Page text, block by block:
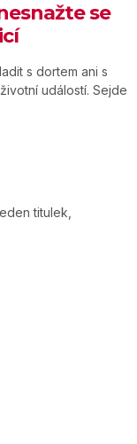
se
s dortem ani s
událostí. Sejde
titulek,